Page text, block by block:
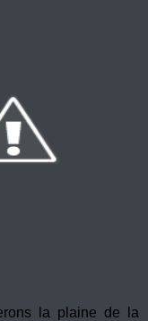
la plaine de la